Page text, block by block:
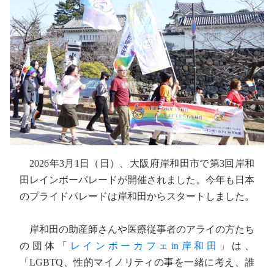
2026年3月1日（日）、大阪府岸和田市で第3回岸和
田レインボーパレードが開催されました。今年も日本
のプライドパレードは岸和田からスタートしました。
岸和田の助産師さんや医療従事者のアライの方たち
の団体「
レインボーカフェin岸和田
」は、
「LGBTQ、性的マイノリティの事を一緒に考え、誰